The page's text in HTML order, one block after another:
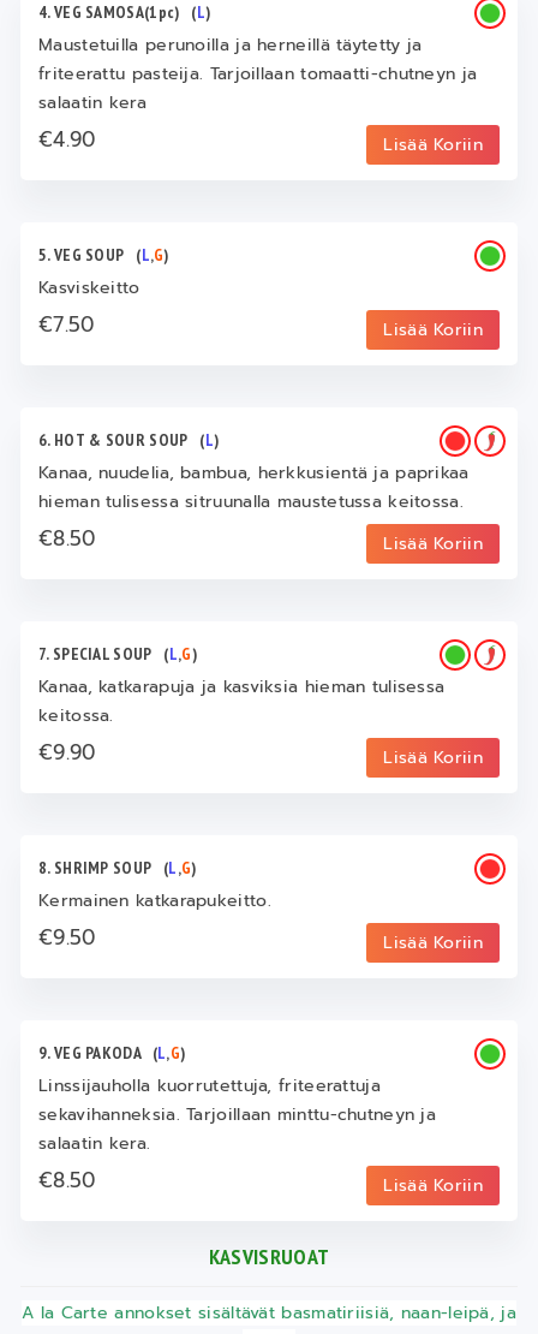
4. VEG SAMOSA(1pc) (L)
Maustetuilla perunoilla ja herneillä täytetty ja
friteerattu pasteija. Tarjoillaan tomaatti-chutneyn ja
salaatin kera
€4.90 Lisää Koriin
5. VEG SOUP (L,G)
Kasviskeitto
€7.50 Lisää Koriin
6. HOT & SOUR SOUP (L)
Kanaa, nuudelia, bambua, herkkusientä ja paprikaa
hieman tulisessa sitruunalla maustetussa keitossa.
€8.50 Lisää Koriin
7. SPECIAL SOUP (L,G)
Kanaa, katkarapuja ja kasviksia hieman tulisessa
keitossa.
€9.90 Lisää Koriin
8. SHRIMP SOUP (L,G)
Kermainen katkarapukeitto.
€9.50 Lisää Koriin
9. VEG PAKODA (L,G)
Linssijauholla kuorrutettuja, friteerattuja
sekavihanneksia. Tarjoillaan minttu-chutneyn ja
salaatin kera.
€8.50 Lisää Koriin
KASVISRUOAT
A la Carte annokset sisältävät basmatiriisiä, naan-leipä, ja